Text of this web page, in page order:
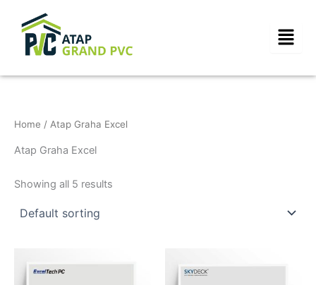
content
Home / Atap Graha Excel
Atap Graha Excel
Showing all 5 results